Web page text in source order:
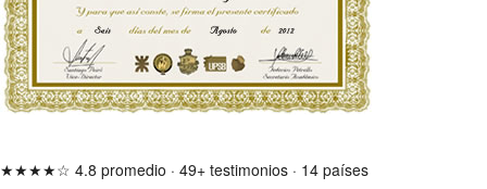
★★★★☆ 4.8 promedio · 49+ testimonios · 14 países